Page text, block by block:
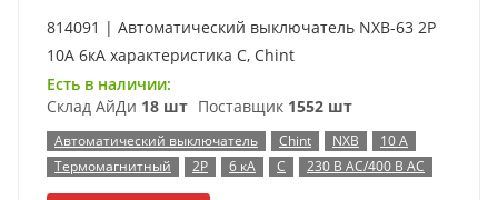
814091 | Автоматический выключатель NXB-63 2P
10А 6кА характеристика C, Chint
Есть в наличии:
Склад АйДи 18 шт Поставщик 1552 шт
Автоматический выключатель Chint NXB
10 А
Термомагнитный
2P 6 кА C 230 В AC/400 В AC